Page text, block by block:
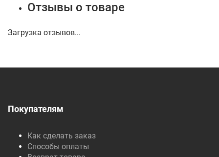
Отзывы о товаре
Загрузка отзывов...
Покупателям
Как сделать заказ
Способы оплаты